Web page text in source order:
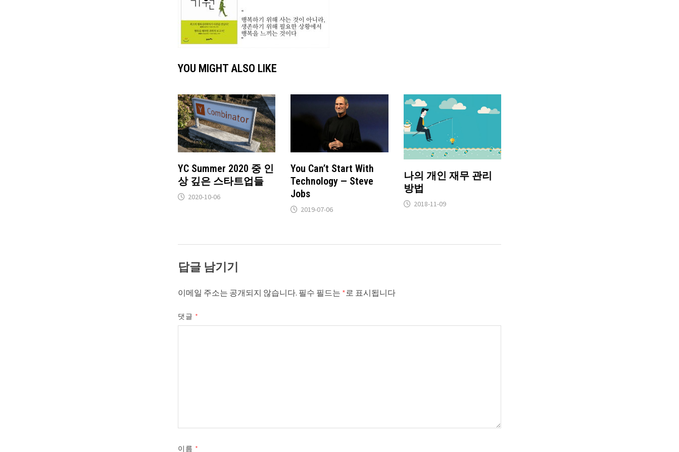
YOU MIGHT ALSO LIKE
YC Summer 2020 중 인
상 깊은 스타트업들
2020-10-06
You Can’t Start With
Technology — Steve
Jobs
2019-07-06
나의 개인 재무 관리
방법
2018-11-09
답글 남기기
이메일 주소는 공개되지 않습니다. 필수 필드는 *로 표시됩니다
댓글 *
이름 *